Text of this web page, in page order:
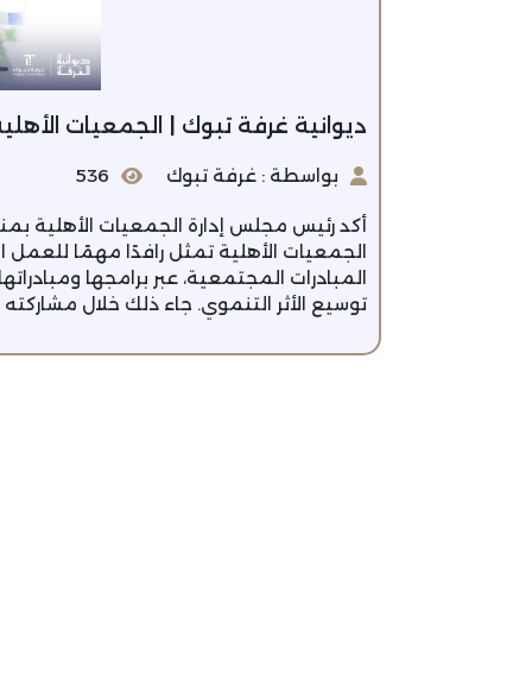
ديوانية غرفة تبوك | الجمعيات
بواسطة : غرفة تبوك 536
أكد رئيس مجلس إدارة الجمعيات الأهلية
الجمعيات الأهلية تمثل رافدًا مهمًا
المبادرات المجتمعية، عبر برامجها
توسيع الأثر التنموي. جاء ذلك خلال